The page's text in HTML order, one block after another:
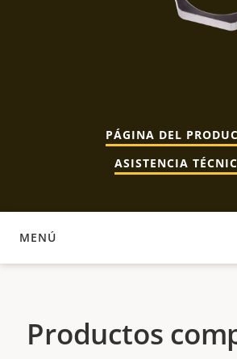
PÁGINA DEL
ASISTENCIA
MENÚ
PRODUCTOS COMPATIBLES
Productos